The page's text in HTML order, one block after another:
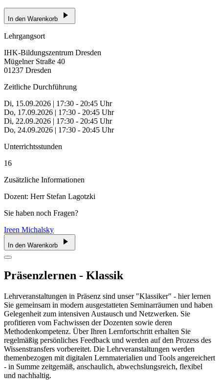
In den Warenkorb
Lehrgangsort
IHK-Bildungszentrum Dresden
Mügelner Straße 40
01237 Dresden
Zeitliche Durchführung
Di, 15.09.2026 | 17:30 - 20:45 Uhr
Do, 17.09.2026 | 17:30 - 20:45 Uhr
Di, 22.09.2026 | 17:30 - 20:45 Uhr
Do, 24.09.2026 | 17:30 - 20:45 Uhr
Unterrichtsstunden
16
Zusätzliche Informationen
Dozent: Herr Stefan Lagotzki
Sie haben noch Fragen?
Ireen Michalsky
In den Warenkorb
Präsenzlernen - Klassik
Lehrveranstaltungen in Präsenz sind unser "Klassiker" - hier lernen
Sie gemeinsam in modern ausgestatteten Seminarräumen und haben
Gelegenheit zum intensiven Austausch und Netzwerken. Sie
profitieren vom Fachwissen der Dozenten sowie deren
Methodenkompetenz. Über Ihren Lernfortschritt erhalten Sie
regelmäßig persönliches Feedback und werden auf den Prozess des
Wissenstransfers vorbereitet. Die Lehrveranstaltungen werden
themenbezogen mit digitalen Lernmaterialien und Tools angereichert
- in Summe zeitgemäß, anschaulich, abwechslungsreich, flexibel
und nachhaltig.